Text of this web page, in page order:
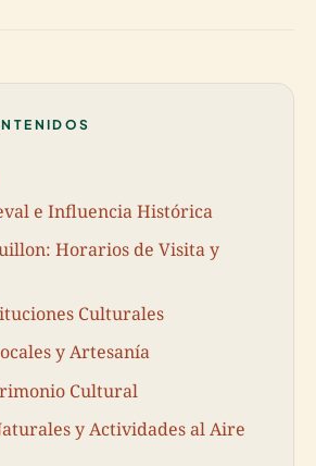
e Influencia Histórica
Horarios de Visita y
Culturales
y Artesanía
Cultural
y Actividades al Aire